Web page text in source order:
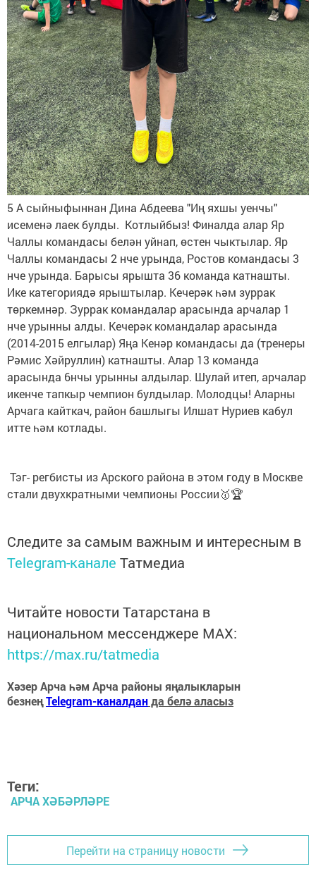
5 А сыйныфыннан Дина Абдеева "Иң яхшы уенчы"
исеменә лаек булды. Котлыйбыз! Финалда алар Яр
Чаллы командасы белән уйнап, өстен чыктылар. Яр
Чаллы командасы 2 нче урында, Ростов командасы 3
нче урында. Барысы ярышта 36 команда катнашты.
Ике категориядә ярыштылар. Кечерәк һәм зуррак
төркемнәр. Зуррак командалар арасында арчалар 1
нче урынны алды. Кечерәк командалар арасында
(2014-2015 елгылар) Яңа Кенәр командасы да (тренеры
Рәмис Хәйруллин) катнашты. Алар 13 команда
арасында 6нчы урынны алдылар. Шулай итеп, арчалар
икенче тапкыр чемпион булдылар. Молодцы! Аларны
Арчага кайткач, район башлыгы Илшат Нуриев кабул
итте һәм котлады.
Тэг- регбисты из Арского района в этом году в Москве
стали двухкратными чемпионы России🥇🏆
Следите за самым важным и интересным в
Telegram-канале Татмедиа
Читайте новости Татарстана в
национальном мессенджере MАХ:
https://max.ru/tatmedia
Хәзер Арча һәм Арча районы яңалыкларын
безнеңTelegram-каналданда белә аласыз
Теги:
АРЧА ХӘБӘРЛӘРЕ
Перейти на страницу новости